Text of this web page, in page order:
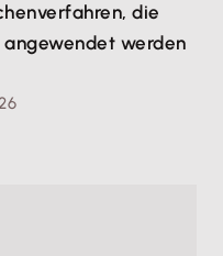
die
werden